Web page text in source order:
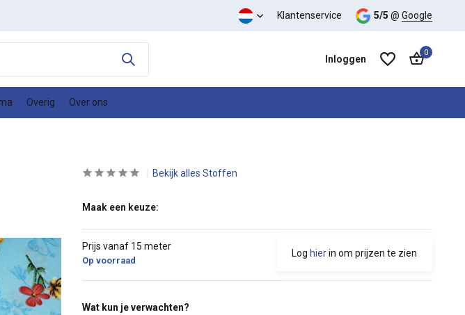
verhouding Klantenservice 5/5 @ Google
Inloggen
0
Overig Over ons
Bekijk alles Stoffen
Maak een keuze:
Prijs vanaf 15 meter
Op voorraad
Log hierin om prijzen te zien
Wat kun je verwachten?